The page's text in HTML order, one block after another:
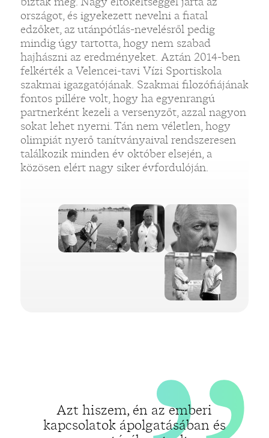
országot, és igyekezett nevelni a fiatal
edzőket, az utánpótlás-nevelésről pedig
mindig úgy tartotta, hogy nem szabad
hajhászni az eredményeket. Aztán 2014-ben
felkérték a Velencei-tavi Vízi Sportiskola
szakmai igazgatójának. Szakmai filozófiájának
fontos pillére volt, hogy ha egyenrangú
partnerként kezeli a versenyzőt, azzal nagyon
sokat lehet nyerni. Tán nem véletlen, hogy
olimpiát nyerő tanítványaival rendszeresen
találkozik minden év október elsején, a
közösen elért nagy siker évfordulóján.
Azt hiszem, én az emberi
kapcsolatok ápolgatásában és
„